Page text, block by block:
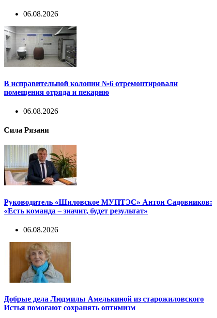
06.08.2026
В исправительной колонии №6 отремонтировали
помещения отряда и пекарню
06.08.2026
Сила Рязани
Руководитель «Шиловское МУПТЭС» Антон Садовников:
«Есть команда – значит, будет результат»
06.08.2026
Добрые дела Людмилы Амелькиной из старожиловского
Истья помогают сохранять оптимизм